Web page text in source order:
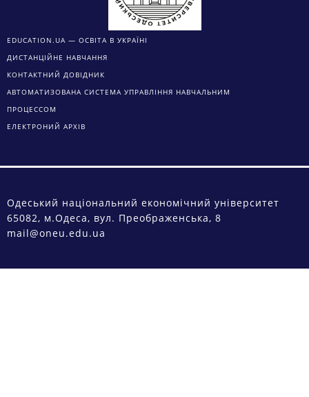
ВІДДІЛ МІЖНАРОДНИХ ЗВ’ЯЗКІВ
ПРОГРАМИ ПОДВІЙНИХ ДИПЛОМІВ
СПЕЦІАЛЬНОСТІ ОНЕУ
ЦЕНТР ПІДВИЩЕННЯ ЯКОСТІ ОСВІТИ
EDUCATION.UA — ОСВІТА В УКРАЇНІ